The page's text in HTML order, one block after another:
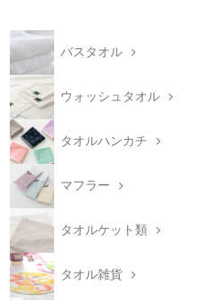
バスタオル
ウォッシュタオル
タオルハンカチ
マフラー
タオルケット類
タオル雑貨